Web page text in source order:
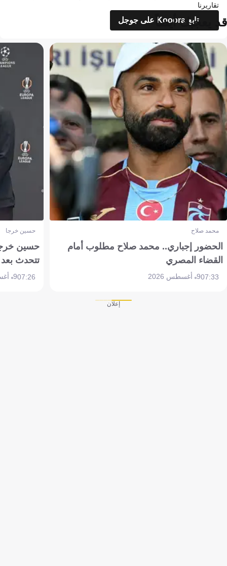
تقاريرنا
تابع Kooora على جوجل
قد يعجبك أيضاً
محمد صلاح
الحضور إجباري.. محمد صلاح مطلوب أمام
القضاء المصري
07:339 أغسطس 2026
حسين خرجا
حسين
تتحدث
07:269 أغسطس 2026
إعلان